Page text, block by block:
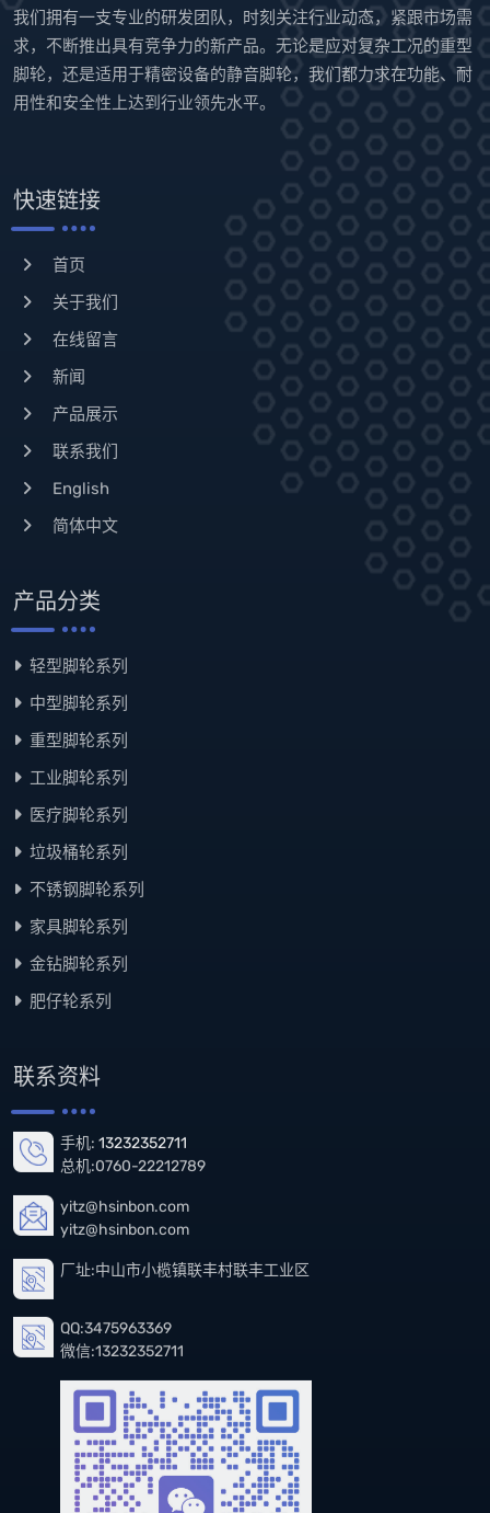
我们拥有一支专业的研发团队，时刻关注行业动态，紧跟市场需
求，不断推出具有竞争力的新产品。无论是应对复杂工况的重型
脚轮，还是适用于精密设备的静音脚轮，我们都力求在功能、耐
用性和安全性上达到行业领先水平。
快速链接
首页
关于我们
在线留言
新闻
产品展示
联系我们
English
简体中文
产品分类
轻型脚轮系列
中型脚轮系列
重型脚轮系列
工业脚轮系列
医疗脚轮系列
垃圾桶轮系列
不锈钢脚轮系列
家具脚轮系列
金钻脚轮系列
肥仔轮系列
联系资料
手机: 13232352711
总机:0760-22212789
yitz@hsinbon.com
yitz@hsinbon.com
厂址:中山市小榄镇联丰村联丰工业区
QQ:3475963369
微信:13232352711